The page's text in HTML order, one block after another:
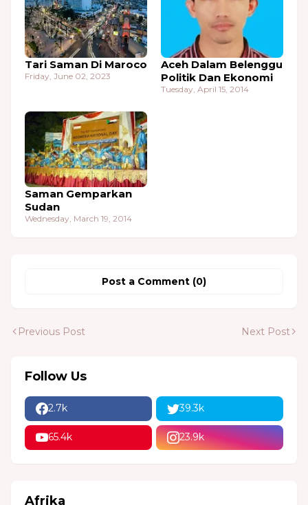
Tari Saman Di Maroco
Friday, June 02, 2023
Aceh Dalam Belenggu
Politik Dan Ekonomi
Tuesday, April 15, 2014
Saman Gemparkan
Sudan
Wednesday, March 19, 2014
Post a Comment (0)
Previous Post Next Post
Follow Us
2.7k 39.3k
65.4k 23.9k
Afrika